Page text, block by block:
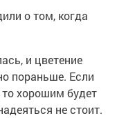
о том, когда
и цветение
пораньше. Если
то хорошим будет
не стоит.